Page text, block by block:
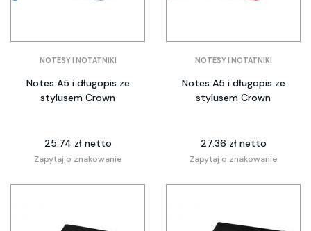
NOTESY I NOTATNIKI
Notes A5 i długopis ze
stylusem Crown
25.74 zł netto
Zapytaj o znakowanie
NOTESY I NOTATNIKI
Notes A5 i długopis ze
stylusem Crown
27.36 zł netto
Zapytaj o znakowanie